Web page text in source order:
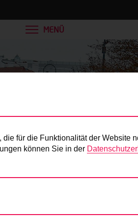
MENÜ
Presse
für die Funktionalität der Website
können Sie in der